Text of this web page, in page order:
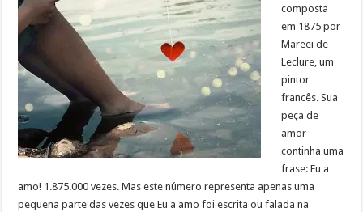
composta
em 1875 por
Mareei de
Leclure, um
pintor
francês. Sua
peça de
amor
continha uma
frase: Eu a
amo! 1.875.000 vezes. Mas este número representa apenas uma
pequena parte das vezes que Eu a amo foi escrita ou falada na